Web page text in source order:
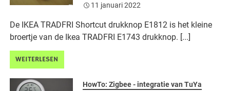
11 januari 2022
De IKEA TRADFRI Shortcut drukknop E1812 is het kleine
broertje van de Ikea TRADFRI E1743 drukknop. [...]
WEITERLESEN
HowTo: Zigbee - integratie van TuYa